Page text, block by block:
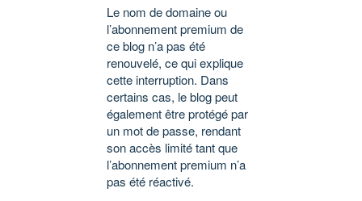
Le nom de domaine ou
l’abonnement premium de
ce blog n’a pas été
renouvelé, ce qui explique
cette interruption. Dans
certains cas, le blog peut
également être protégé par
un mot de passe, rendant
son accès limité tant que
l’abonnement premium n’a
pas été réactivé.